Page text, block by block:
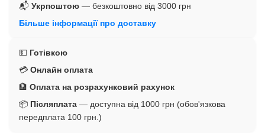
📬 Укрпоштою — безкоштовно від 3000 грн
Більше інформації про доставку
💵 Готівкою
💳 Онлайн оплата
🏦 Оплата на розрахунковий рахунок
📦 Післяплата — доступна від 1000 грн (обов'язкова
передплата 100 грн.)